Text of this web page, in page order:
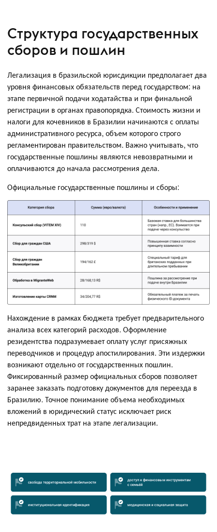
Структура государственных
сборов и пошлин
Легализация в бразильской юрисдикции предполагает два
уровня финансовых обязательств перед государством: на
этапе первичной подачи ходатайства и при финальной
регистрации в органах правопорядка. Стоимость жизни и
налоги для кочевников в Бразилии начинаются с оплаты
административного ресурса, объем которого строго
регламентирован правительством. Важно учитывать, что
государственные пошлины являются невозвратными и
оплачиваются до начала рассмотрения дела.
Официальные государственные пошлины и сборы:
Нахождение в рамках бюджета требует предварительного
анализа всех категорий расходов. Оформление
резидентства подразумевает оплату услуг присяжных
переводчиков и процедур апостилирования. Эти издержки
возникают отдельно от государственных пошлин.
Фиксированный размер официальных сборов позволяет
заранее заказать подготовку документов для переезда в
Бразилию. Точное понимание объема необходимых
вложений в юридический статус исключает риск
непредвиденных трат на этапе легализации.